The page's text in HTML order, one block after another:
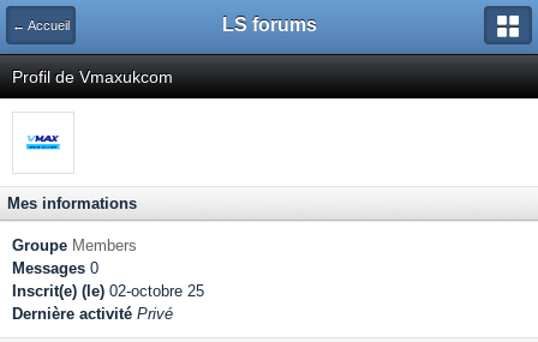
← Accueil LS forums
Profil de Vmaxukcom
Mes informations
Groupe Members
Messages 0
Inscrit(e) (le) 02-octobre 25
Dernière activité Privé